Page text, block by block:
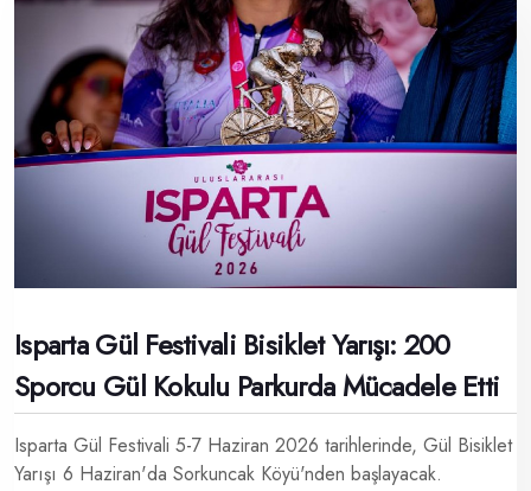
Isparta Gül Festivali Bisiklet Yarışı: 200
Sporcu Gül Kokulu Parkurda Mücadele Etti
Isparta Gül Festivali 5-7 Haziran 2026 tarihlerinde, Gül Bisiklet
Yarışı 6 Haziran'da Sorkuncak Köyü'nden başlayacak.